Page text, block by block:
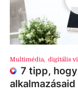
Multimédia, digitális
7 tipp,